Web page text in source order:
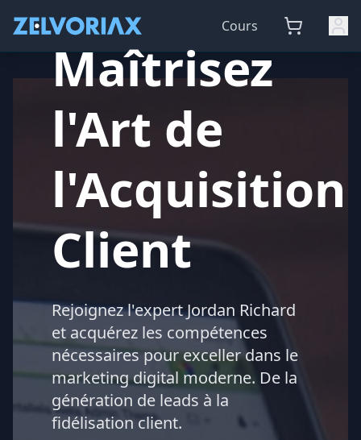
Cours
Maîtrisez
l'Art de
l'Acquisition
Client
Rejoignez l'expert Jordan Richard
et acquérez les compétences
nécessaires pour exceller dans le
marketing digital moderne. De la
génération de leads à la
fidélisation client.